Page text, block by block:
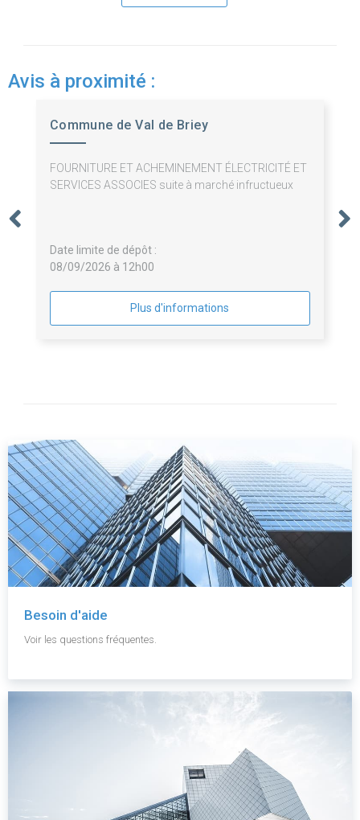
Avis à proximité :
Commune de Val de Briey
FOURNITURE ET ACHEMINEMENT ÉLECTRICITÉ ET
SERVICES ASSOCIES suite à marché infructueux
Date limite de dépôt :
08/09/2026 à 12h00
Plus d'informations
Besoin d'aide
Voir les questions fréquentes.